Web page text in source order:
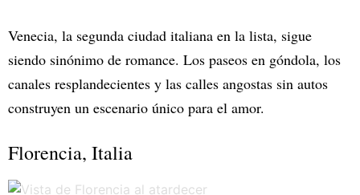
Venecia, la segunda ciudad italiana en la lista, sigue
siendo sinónimo de romance. Los paseos en góndola, los
canales resplandecientes y las calles angostas sin autos
construyen un escenario único para el amor.
Florencia, Italia